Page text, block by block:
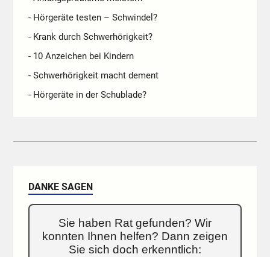
- Hörgeräte testen – Schwindel?
- Krank durch Schwerhörigkeit?
- 10 Anzeichen bei Kindern
- Schwerhörigkeit macht dement
- Hörgeräte in der Schublade?
DANKE SAGEN
Sie haben Rat gefunden? Wir
konnten Ihnen helfen? Dann zeigen
Sie sich doch erkenntlich: